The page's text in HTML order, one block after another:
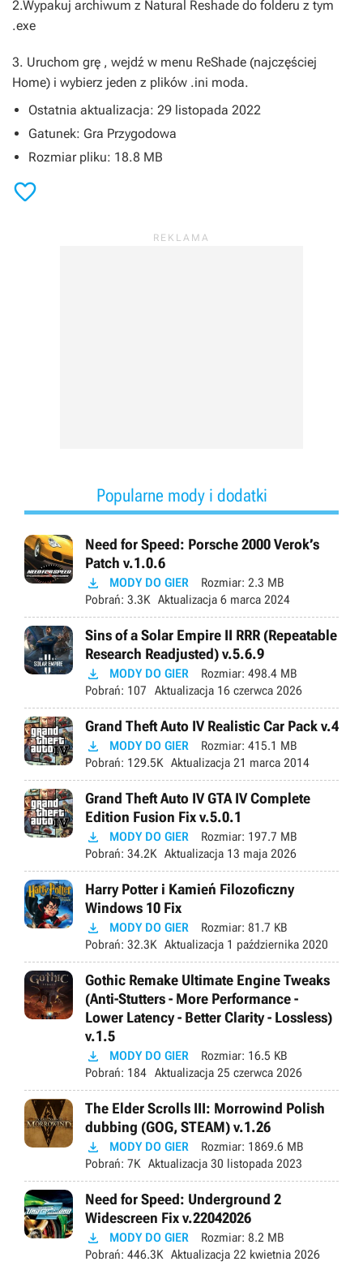
2.Wypakuj archiwum z Natural Reshade do folderu z tym
.exe
3. Uruchom grę , wejdź w menu ReShade (najczęściej
Home) i wybierz jeden z plików .ini moda.
Ostatnia aktualizacja: 29 listopada 2022
Gatunek: Gra Przygodowa
Rozmiar pliku: 18.8 MB

Popularne mody i dodatki
Need for Speed: Porsche 2000 Verok’s
Patch v.1.0.6
 MODY DO GIER Rozmiar: 2.3 MB
Pobrań: 3.3K Aktualizacja 6 marca 2024
Sins of a Solar Empire II RRR (Repeatable
Research Readjusted) v.5.6.9
 MODY DO GIER Rozmiar: 498.4 MB
Pobrań: 107 Aktualizacja 16 czerwca 2026
Grand Theft Auto IV Realistic Car Pack v.4
 MODY DO GIER Rozmiar: 415.1 MB
Pobrań: 129.5K Aktualizacja 21 marca 2014
Grand Theft Auto IV GTA IV Complete
Edition Fusion Fix v.5.0.1
 MODY DO GIER Rozmiar: 197.7 MB
Pobrań: 34.2K Aktualizacja 13 maja 2026
Harry Potter i Kamień Filozoficzny
Windows 10 Fix
 MODY DO GIER Rozmiar: 81.7 KB
Pobrań: 32.3K Aktualizacja 1 października 2020
Gothic Remake Ultimate Engine Tweaks
(Anti-Stutters - More Performance -
Lower Latency - Better Clarity - Lossless)
v.1.5
 MODY DO GIER Rozmiar: 16.5 KB
Pobrań: 184 Aktualizacja 25 czerwca 2026
The Elder Scrolls III: Morrowind Polish
dubbing (GOG, STEAM) v.1.26
 MODY DO GIER Rozmiar: 1869.6 MB
Pobrań: 7K Aktualizacja 30 listopada 2023
Need for Speed: Underground 2
Widescreen Fix v.22042026
 MODY DO GIER Rozmiar: 8.2 MB
Pobrań: 446.3K Aktualizacja 22 kwietnia 2026